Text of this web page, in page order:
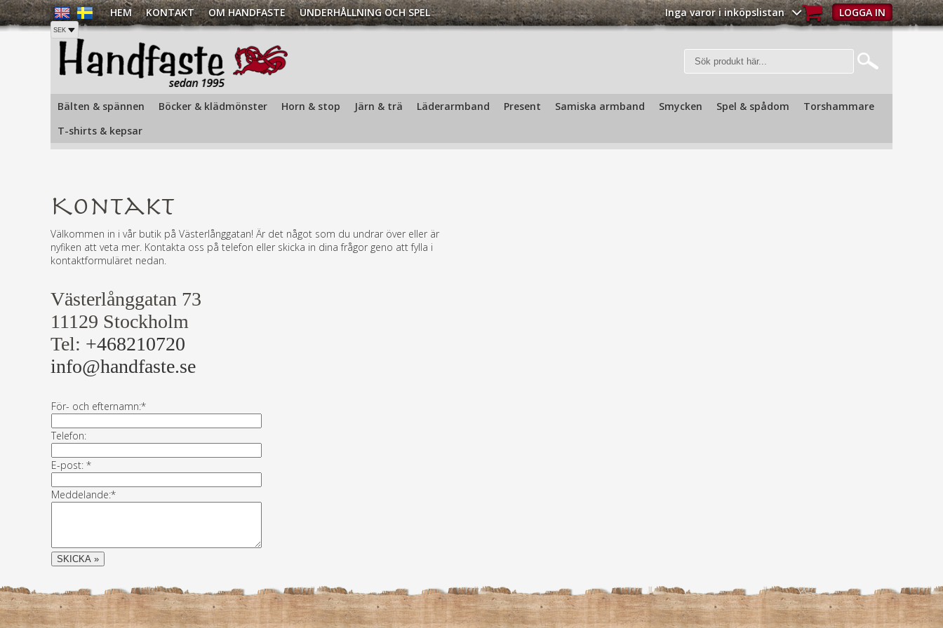
HEM KONTAKT OM HANDFASTE UNDERHÅLLNING OCH SPEL LOGGA IN
Inga varor i inköpslistan
Bälten & spännen Böcker & klädmönster Horn & stop Järn & trä Läderarmband Present Samiska armband Smycken Spel & spådom
Torshammare
T-shirts & kepsar
Hem/Kontakt »
Kontakt
Välkommen in i vår butik på Västerlånggatan! Är det något som du undrar över eller är
nyfiken att veta mer. Kontakta oss på telefon eller skicka in dina frågor geno att fylla i
kontaktformuläret nedan.
Västerlånggatan 73
11129 Stockholm
Tel: +468210720
info@handfaste.se
För- och efternamn:*
Telefon:
E-post: *
Meddelande:*